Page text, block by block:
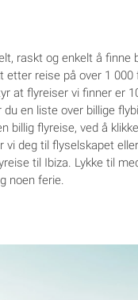
raskt og enkelt å finne
etter reise på over 1 000
at flyreiser vi finner er
en liste over billige
billig flyreise, ved å
vi deg til flyselskapet
til Ibiza. Lykke til
noen ferie.